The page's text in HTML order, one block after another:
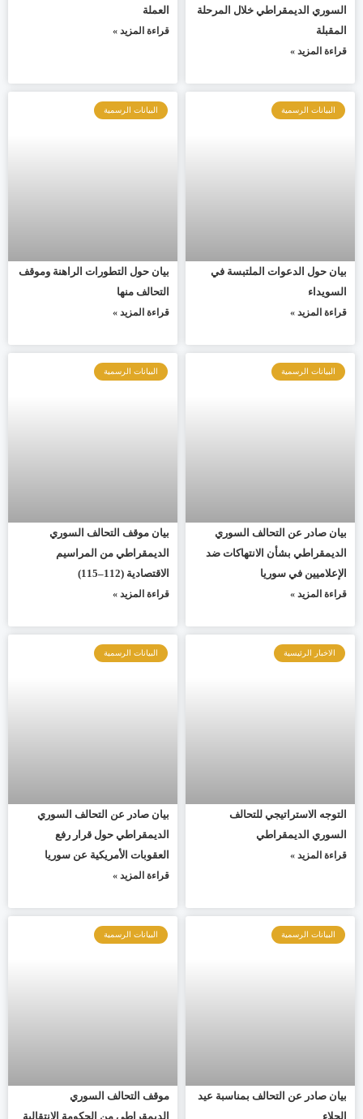
السوري الديمقراطي خلال المرحلة
المقبلة
قراءة المزيد »
العملة
قراءة المزيد »
البيانات الرسمية
بيان حول الدعوات الملتبسة في
السويداء
قراءة المزيد »
البيانات الرسمية
بيان حول التطورات الراهنة وموقف
التحالف منها
قراءة المزيد »
البيانات الرسمية
بيان صادر عن التحالف السوري
الديمقراطي بشأن الانتهاكات ضد
الإعلاميين في سوريا
قراءة المزيد »
البيانات الرسمية
بيان موقف التحالف السوري
الديمقراطي من المراسيم
الاقتصادية (112–115)
قراءة المزيد »
الاخبار الرئيسية
التوجه الاستراتيجي للتحالف
السوري الديمقراطي
قراءة المزيد »
البيانات الرسمية
بيان صادر عن التحالف السوري
الديمقراطي حول قرار رفع
العقوبات الأمريكية عن سوريا
قراءة المزيد »
البيانات الرسمية
بيان صادر عن التحالف بمناسبة عيد
الجلاء
البيانات الرسمية
موقف التحالف السوري
الديمقراطي من الحكومة الانتقالية